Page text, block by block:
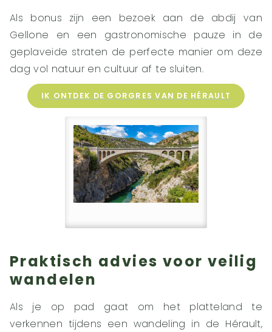
Als bonus zijn een bezoek aan de abdij van
Gellone en een gastronomische pauze in de
geplaveide straten de perfecte manier om deze
dag vol natuur en cultuur af te sluiten.
IK ONTDEK DE GORGRES VAN DE HÉRAULT
Praktisch advies voor veilig
wandelen
Als je op pad gaat om het platteland te
verkennen tijdens een wandeling in de Hérault,